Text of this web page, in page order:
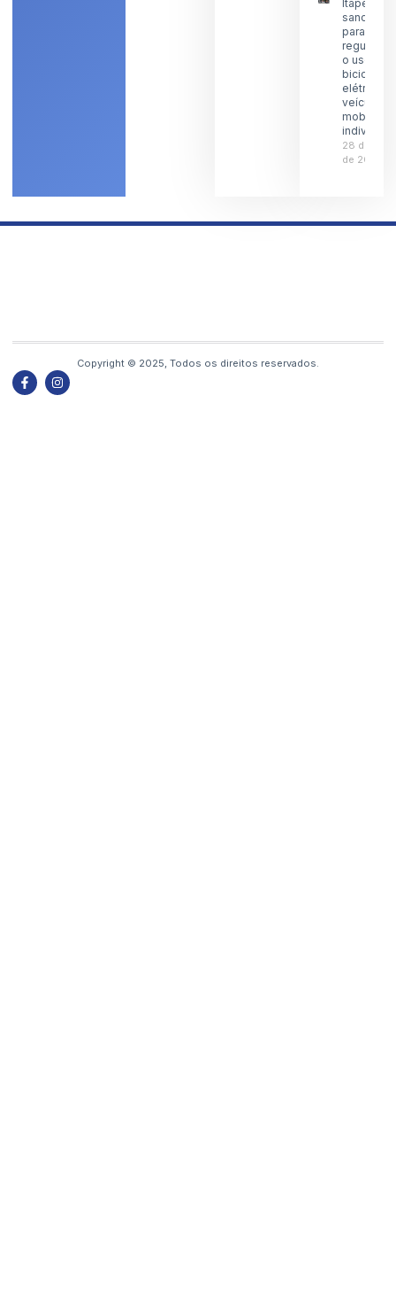
Itaperuna
sanciona
para
o uso de
bicicletas
elétricas
veículos
individual
28 de
de 2026
Copyright © 2025, Todos os direitos reservados.